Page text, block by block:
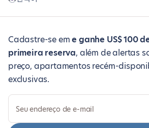
Cadastre-se eme ganhe US$ 100
primeira reserva, além de alertas
preço, apartamentos recém-
exclusivas.
Seu endereço de e-mail